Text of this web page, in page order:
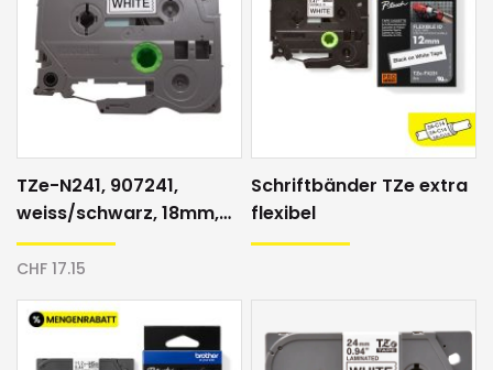
TZe-N241, 907241,
weiss/schwarz, 18mm,
Direktdruck, Schriftband
CHF 17.15
Schriftbänder TZe extra
flexibel